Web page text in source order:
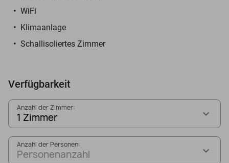
WiFi
Klimaanlage
Schallisoliertes Zimmer
Verfügbarkeit
Anzahl der Zimmer:
1 Zimmer
Anzahl der Personen:
Personenanzahl